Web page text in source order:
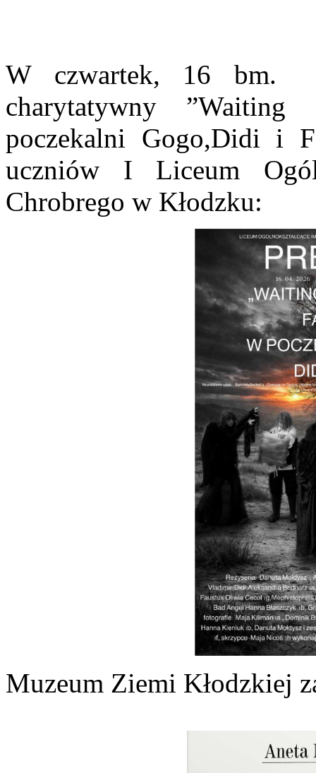
W czwartek, 16 bm.
charytatywny
poczekalni Gogo,Didi i
uczniów I Liceum
Chrobrego w Kłodzku:
Muzeum Ziemi Kłodzkiej